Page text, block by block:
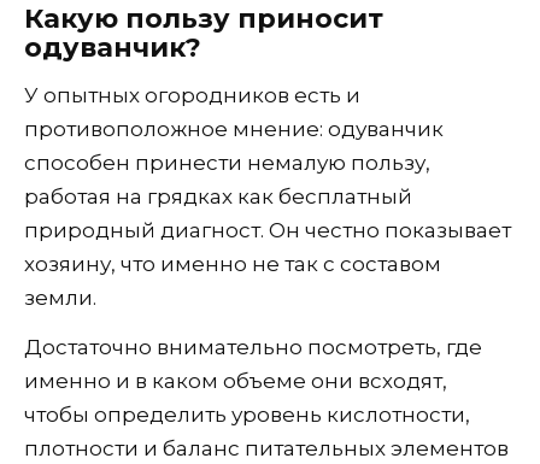
Какую пользу приносит
одуванчик?
У опытных огородников есть и
противоположное мнение: одуванчик
способен принести немалую пользу,
работая на грядках как бесплатный
природный диагност. Он честно показывает
хозяину, что именно не так с составом
земли.
Достаточно внимательно посмотреть, где
именно и в каком объеме они всходят,
чтобы определить уровень кислотности,
плотности и баланс питательных элементов